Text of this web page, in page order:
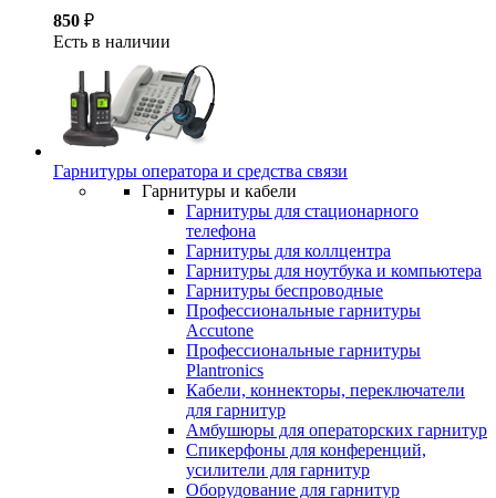
850 ₽
Есть в наличии
Гарнитуры оператора и средства связи
Гарнитуры и кабели
Гарнитуры для стационарного
телефона
Гарнитуры для коллцентра
Гарнитуры для ноутбука и компьютера
Гарнитуры беспроводные
Профессиональные гарнитуры
Accutone
Профессиональные гарнитуры
Plantronics
Кабели, коннекторы, переключатели
для гарнитур
Амбушюры для операторских гарнитур
Cпикерфоны для конференций,
усилители для гарнитур
Оборудование для гарнитур